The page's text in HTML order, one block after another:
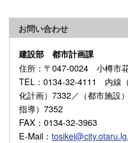
お問い合わせ
建設部 都市計画課
住所 ：〒047-0024 小樽市
TEL ：0134-32-4111 内線
化計画）7332／（都市施設
指導）7352
FAX ：0134-32-3963
E-Mail ：